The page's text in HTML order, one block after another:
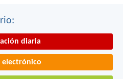
diaria
electrónico